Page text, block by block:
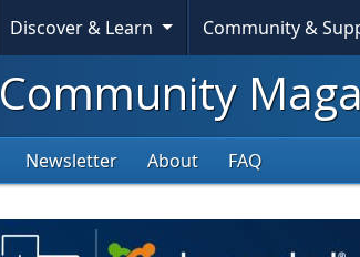
Discover & Learn Community &
Community
Newsletter About FAQ